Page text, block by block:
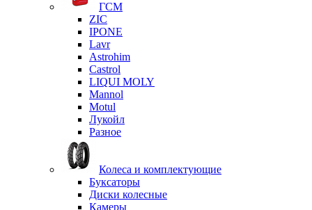
ГСМ
ZIC
IPONE
Lavr
Astrohim
Castrol
LIQUI MOLY
Mannol
Motul
Лукойл
Разное
Колеса и комплектующие
Буксаторы
Диски колесные
Камеры